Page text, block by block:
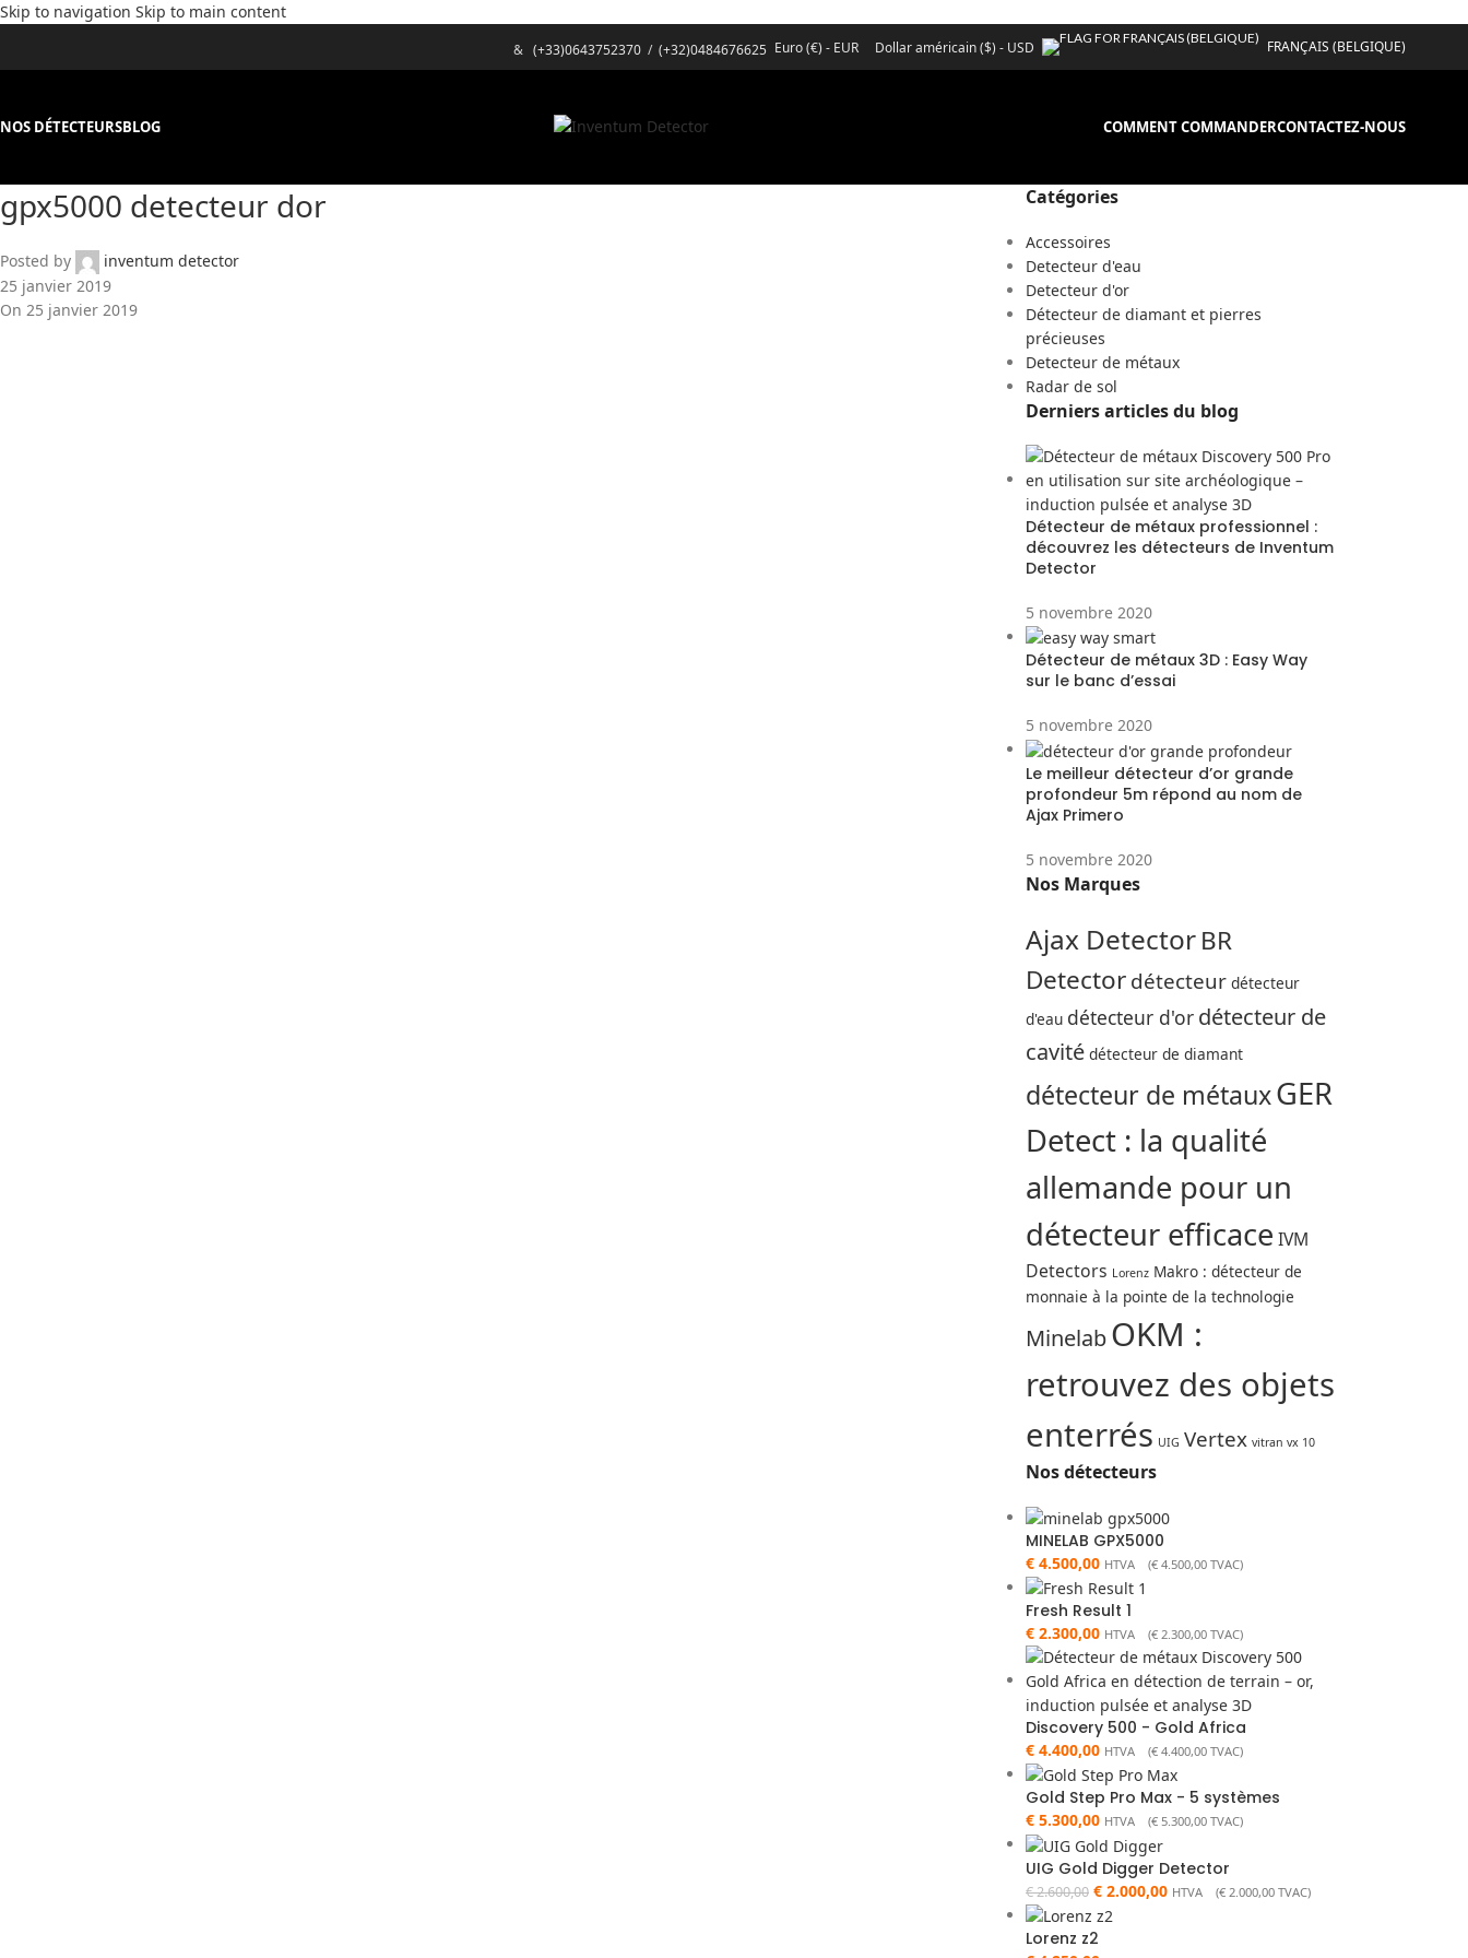
Skip to navigation Skip to main content
& (+33)0643752370/ (+32)0484676625 Euro (€) - EUR Dollar américain ($) - USD FRANÇAIS (BELGIQUE)
NOS DÉTECTEURSBLOG COMMENT COMMANDERCONTACTEZ-NOUS
gpx5000 detecteur dor
Posted by
inventum detector
25 janvier 2019
On 25 janvier 2019
Catégories
Accessoires
Detecteur d'eau
Detecteur d'or
Détecteur de diamant et pierres
précieuses
Detecteur de métaux
Radar de sol
Derniers articles du blog
Détecteur de métaux professionnel :
découvrez les détecteurs de Inventum
Detector
5 novembre 2020
Détecteur de métaux 3D : Easy Way
sur le banc d’essai
5 novembre 2020
Le meilleur détecteur d’or grande
profondeur 5m répond au nom de
Ajax Primero
5 novembre 2020
Nos Marques
Ajax DetectorBR
Detectordétecteur détecteur
d'eau détecteur d'or détecteur de
cavité détecteur de diamant
détecteur de métauxGER
Detect : la qualité
allemande pour un
détecteur efficace IVM
Detectors Lorenz Makro : détecteur de
monnaie à la pointe de la technologie
MinelabOKM :
retrouvez des objets
enterrés UIG Vertex vitran vx 10
Nos détecteurs
MINELAB GPX5000
€4.500,00 HTVA (€4.500,00TVAC)
Fresh Result 1
€2.300,00 HTVA (€2.300,00TVAC)
Discovery 500 - Gold Africa
€4.400,00 HTVA (€4.400,00TVAC)
Gold Step Pro Max - 5 systèmes
€5.300,00 HTVA (€5.300,00TVAC)
UIG Gold Digger Detector
€2.600,00 €2.000,00 HTVA (€2.000,00TVAC)
Lorenz z2